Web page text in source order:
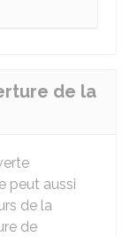
de la
peut aussi
de la
de